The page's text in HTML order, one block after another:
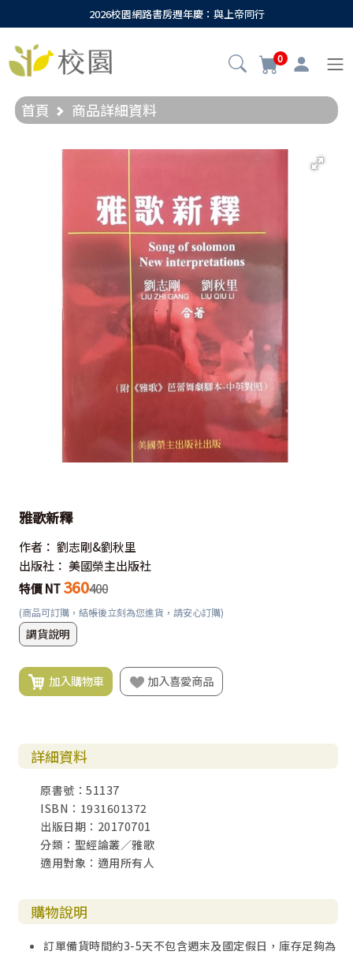
2026校園網路書房週年慶：與上帝同行
0
首頁 商品詳細資料
雅歌新釋
作者： 劉志剛&劉秋里
出版社： 美國榮主出版社
特價 NT 360400
(商品可訂購，結帳後立刻為您進貨，請安心訂購)
調貨說明
加入購物車 加入喜愛商品
詳細資料
原書號：51137
ISBN：1931601372
出版日期：20170701
分類：聖經論叢／雅歌
適用對象：適用所有人
購物說明
訂單備貨時間約3-5天不包含週末及國定假日，庫存足夠為